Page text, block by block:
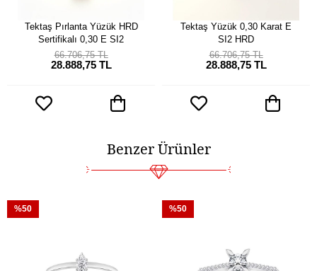
Tektaş Pırlanta Yüzük HRD
Sertifikalı 0,30 E SI2
28.888,75 TL
66.706,75 TL
Tektaş Yüzük 0,30 Karat E
SI2 HRD
28.888,75 TL
66.706,75 TL
Benzer Ürünler
%50 %50